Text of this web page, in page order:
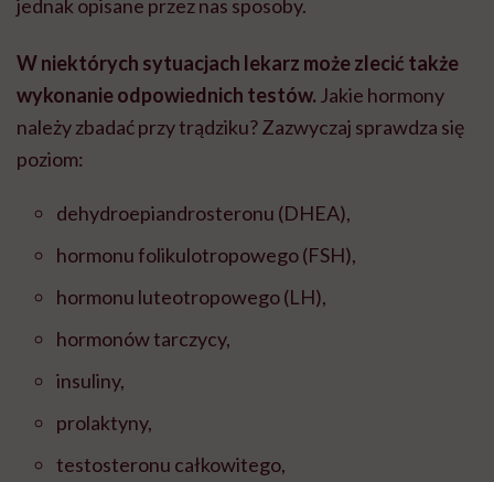
jednak opisane przez nas sposoby.
W niektórych sytuacjach lekarz może zlecić także
wykonanie odpowiednich testów. Jakie hormony
należy zbadać przy trądziku? Zazwyczaj sprawdza się
poziom:
dehydroepiandrosteronu (DHEA),
hormonu folikulotropowego (FSH),
hormonu luteotropowego (LH),
hormonów tarczycy,
insuliny,
prolaktyny,
testosteronu całkowitego,